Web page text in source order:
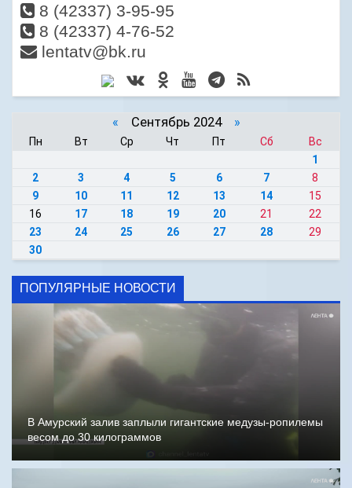
8 (42337) 3-95-95
8 (42337) 4-76-52
lentatv@bk.ru
« Сентябрь 2024 »
Пн Вт Ср Чт Пт Сб
Вс
1
2
3 4 5 6 7
8
9
10 11 12 13 14
15
16
17 18 19 20 21
22
23
24 25 26 27 28
29
30
ПОПУЛЯРНЫЕ НОВОСТИ
В Амурский залив заплыли гигантские медузы-ропилемы
весом до 30 килограммов